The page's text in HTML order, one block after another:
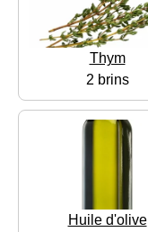
Thym
2 brins
Huile d'olive